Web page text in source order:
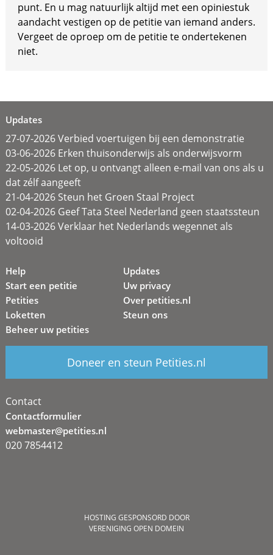
punt. En u mag natuurlijk altijd met een opiniestuk
aandacht vestigen op de petitie van iemand anders.
Vergeet de oproep om de petitie te ondertekenen
niet.
Updates
27-07-2026 Verbied voertuigen bij een demonstratie
03-06-2026 Erken thuisonderwijs als onderwijsvorm
22-05-2026 Let op, u ontvangt alleen e-mail van ons als u
dat zélf aangeeft
21-04-2026 Steun het Groen Staal Project
02-04-2026 Geef Tata Steel Nederland geen staatssteun
14-03-2026 Verklaar het Nederlands wegennet als
voltooid
Help
Start een petitie
Petities
Loketten
Beheer uw petities
Updates
Uw privacy
Over petities.nl
Steun ons
Doneer en steun Petities.nl
Contact
Contactformulier
webmaster@petities.nl
020 7854412
HOSTING GESPONSORD DOOR
VERENIGING OPEN DOMEIN